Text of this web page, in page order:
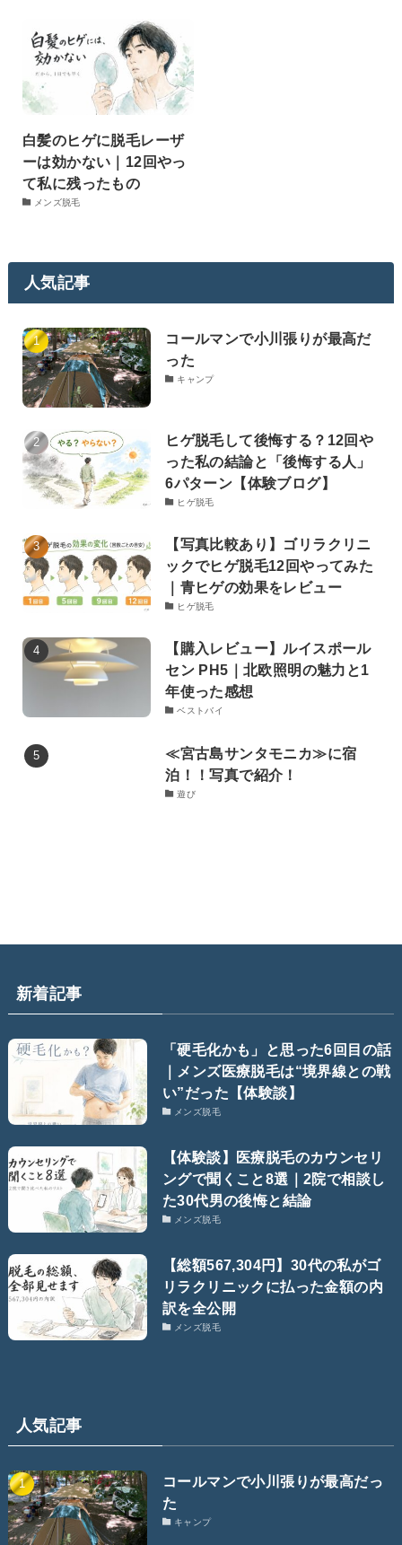
白髪のヒゲに脱毛レーザ
ーは効かない｜12回やっ
て私に残ったもの
メンズ脱毛
人気記事
コールマンで小川張りが最高だ
った
キャンプ
ヒゲ脱毛して後悔する？12回や
った私の結論と「後悔する人」
6パターン【体験ブログ】
ヒゲ脱毛
【写真比較あり】ゴリラクリニ
ックでヒゲ脱毛12回やってみた
｜青ヒゲの効果をレビュー
ヒゲ脱毛
【購入レビュー】ルイスポール
セン PH5｜北欧照明の魅力と1
年使った感想
ベストバイ
≪宮古島サンタモニカ≫に宿
泊！！写真で紹介！
遊び
新着記事
「硬毛化かも」と思った6回目の話
｜メンズ医療脱毛は“境界線との戦
い”だった【体験談】
メンズ脱毛
【体験談】医療脱毛のカウンセリ
ングで聞くこと8選｜2院で相談し
た30代男の後悔と結論
メンズ脱毛
【総額567,304円】30代の私がゴ
リラクリニックに払った金額の内
訳を全公開
メンズ脱毛
人気記事
コールマンで小川張りが最高だっ
た
キャンプ